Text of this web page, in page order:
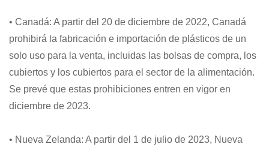
• Canadá: A partir del 20 de diciembre de 2022, Canadá
prohibirá la fabricación e importación de plásticos de un
solo uso para la venta, incluidas las bolsas de compra, los
cubiertos y los cubiertos para el sector de la alimentación.
Se prevé que estas prohibiciones entren en vigor en
diciembre de 2023.
• Nueva Zelanda: A partir del 1 de julio de 2023, Nueva